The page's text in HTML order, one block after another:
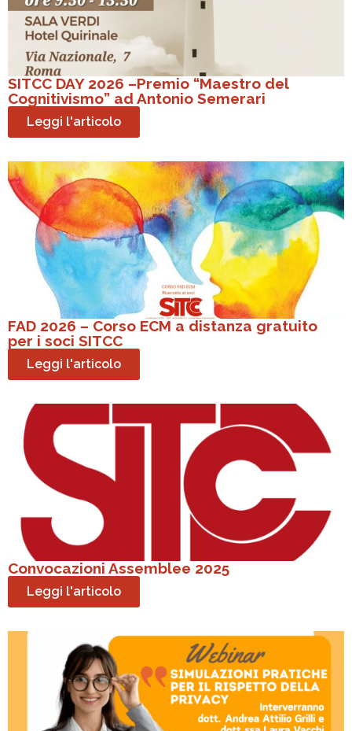
SITCC DAY 2026 –Premio “Maestro del
Cognitivismo” ad Antonio Semerari
Leggi l'articolo
FAD 2026 – Corso ECM a distanza gratuito
per i soci SITCC
Leggi l'articolo
Convocazioni Assemblee 2025
Leggi l'articolo